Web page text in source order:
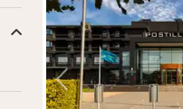
Vorige foto